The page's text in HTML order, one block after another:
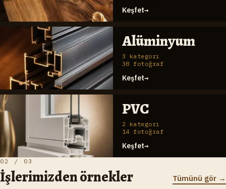
Keşfet→
Alüminyum
3
kategori
38 fotoğraf
Keşfet→
PVC
2 kategori
14 fotoğraf
Keşfet→
02 / 03
İşlerimizden örnekler Tümünü gör →